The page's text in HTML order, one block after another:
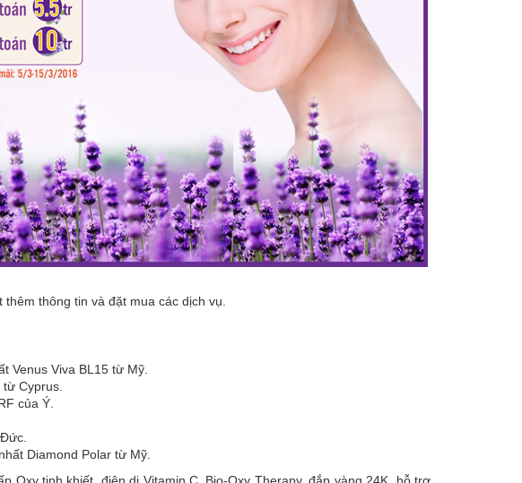
thông tin và đặt mua các dịch vụ.
Venus Viva BL15 từ Mỹ.
Cyprus.
của Ý.
Diamond Polar từ Mỹ.
Oxy tinh khiết, điện di Vitamin C, Bio-Oxy Therapy, đắp vàng 24K, hỗ trợ